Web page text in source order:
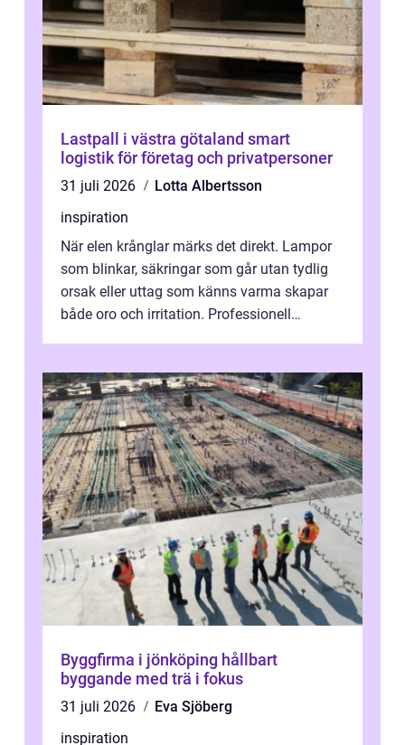
Lastpall i västra götaland smart
logistik för företag och privatpersoner
31 juli 2026
Lotta Albertsson
inspiration
När elen krånglar märks det direkt. Lampor
som blinkar, säkringar som går utan tydlig
orsak eller uttag som känns varma skapar
både oro och irritation. Professionell
Byggfirma i jönköping hållbart
byggande med trä i fokus
31 juli 2026
Eva Sjöberg
inspiration